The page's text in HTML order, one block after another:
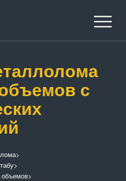
с
>
>
>